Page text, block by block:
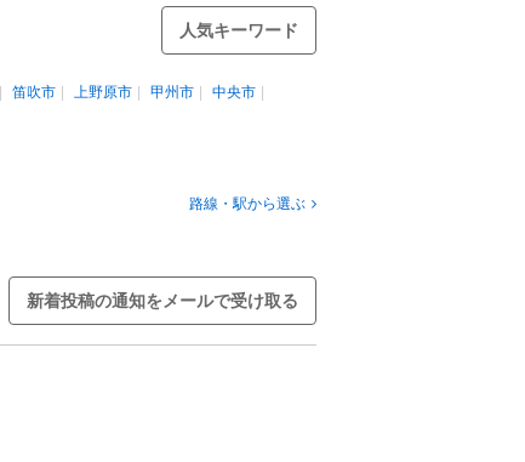
人気キーワード
笛吹市 上野原市 甲州市
中央市
路線・駅から選ぶ
新着投稿の通知をメールで受け取る